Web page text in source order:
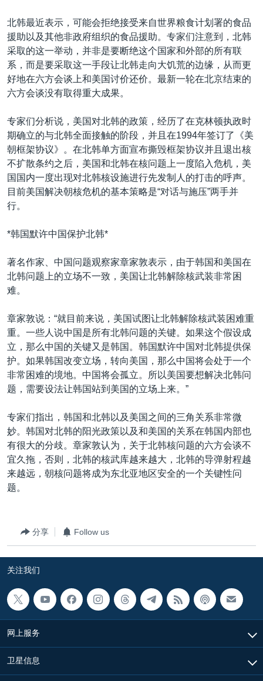
北韩最近表示，可能会拒绝接受来自世界粮食计划署的食品
援助以及其他非政府组织的食品援助。专家们注意到，北韩
采取的这一举动，并非是要断绝这个国家和外部的所有联
系，而是要采取这一手段让北韩走向大饥荒的边缘，从而更
好地在六方会谈上和美国讨价还价。最新一轮在北京结束的
六方会谈没有取得重大成果。
专家们分析说，美国对北韩的政策，经历了在克林顿执政时
期确立的与北韩全面接触的阶段，并且在1994年签订了《美
朝框架协议》。在北韩单方面宣布撕毁框架协议并且退出核
不扩散条约之后，美国和北韩在核问题上一度陷入危机，美
国国内一度出现对北韩核设施进行先发制人的打击的呼声。
目前美国解决朝核危机的基本策略是“对话与施压”两手并
行。
*韩国默许中国保护北韩*
著名作家、中国问题观察家章家敦表示，由于韩国和美国在
北韩问题上的立场不一致，美国让北韩解除核武装非常困
难。
章家敦说：“就目前来说，美国试图让北韩解除核武装困难重
重。一些人说中国是所有北韩问题的关键。如果这个假设成
立，那么中国的关键又是韩国。韩国默许中国对北韩提供保
护。如果韩国改变立场，转向美国，那么中国将会处于一个
非常困难的境地。中国将会孤立。所以美国要想解决北韩问
题，需要设法让韩国站到美国的立场上来。”
专家们指出，韩国和北韩以及美国之间的三角关系非常微
妙。韩国对北韩的阳光政策以及和美国的关系在韩国内部也
有很大的分歧。章家敦认为，关于北韩核问题的六方会谈不
宜久拖，否则，北韩的核武库越来越大，北韩的导弹射程越
来越远，朝核问题将成为东北亚地区安全的一个关键性问
题。
分享 Follow us
关注我们
网上服务
卫星信息